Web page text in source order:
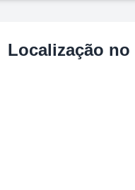
Localização no